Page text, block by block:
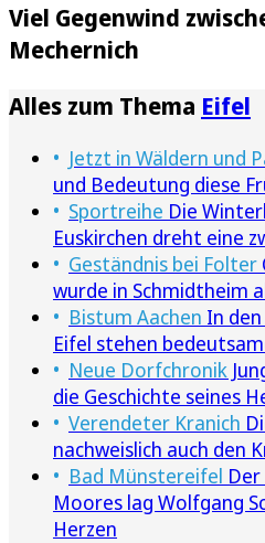
Viel Gegenwind
Mechernich
Alles zum Thema Eifel
Jetzt in Wäldern und
und Bedeutung diese
Sportreihe Die
Euskirchen dreht eine
Geständnis bei Folter
wurde in Schmidtheim
Bistum Aachen In
Eifel stehen
Neue Dorfchronik
die Geschichte seines
Verendeter Kranich
nachweislich auch den
Bad Münstereifel
Moores lag Wolfgang
Herzen